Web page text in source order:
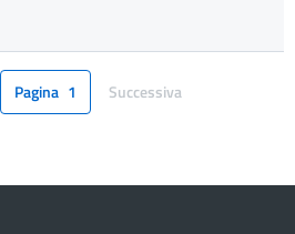
Pagina 1 Pagina
Successiva